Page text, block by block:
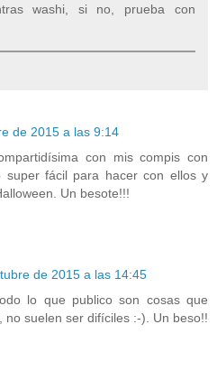
washi, si no, prueba con
de 2015 a las 9:14
con mis compis con
super fácil para hacer con ellos y
Un besote!!!
de 2015 a las 14:45
lo que publico son cosas que
no suelen ser difíciles :-). Un beso!!